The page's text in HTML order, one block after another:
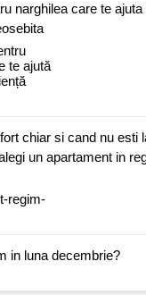
narghilea care te ajuta
chiar si cand nu esti
un apartament in
in luna decembrie?